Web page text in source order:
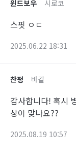
윈드보우 시로코
스핏 ㅇㄷ
2025.06.22 18:31
찬펑 바칼
감사합니다! 혹시
상이 맞나요??
2025.08.19 10:57